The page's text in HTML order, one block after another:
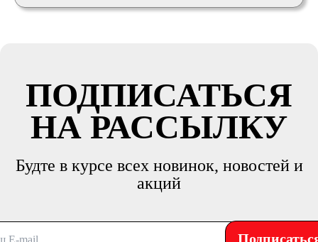
ПОДПИСАТЬСЯ
НА РАССЫЛКУ
Будте в курсе всех новинок, новостей и
акций